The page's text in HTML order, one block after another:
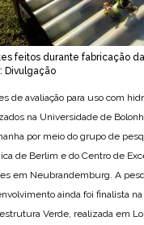
feitos durante fabricação
Divulgação
de avaliação para uso com
na Universidade de
por meio do grupo de
de Berlim e do Centro de
em Neubrandemburg. A
ainda foi finalista
Verde, realizada em